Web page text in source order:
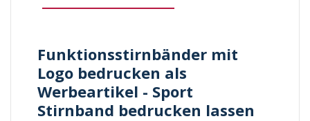
Funktionsstirnbänder mit
Logo bedrucken als
Werbeartikel - Sport
Stirnband bedrucken lassen